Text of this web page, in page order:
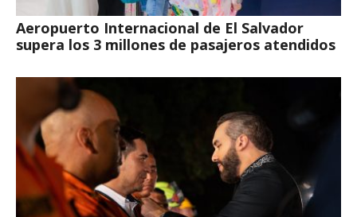
Aeropuerto Internacional de El Salvador
supera los 3 millones de pasajeros atendidos